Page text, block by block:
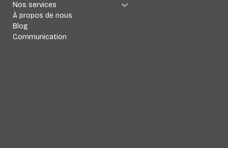
Nos services
À propos de nous
Blog
Communication